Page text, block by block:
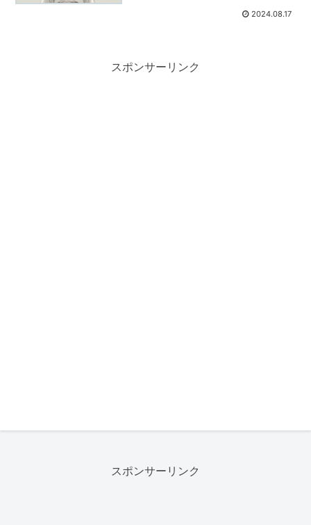
2024.08.17
スポンサーリンク
スポンサーリンク